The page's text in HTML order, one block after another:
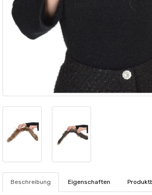
Beschreibung Eigenschaften